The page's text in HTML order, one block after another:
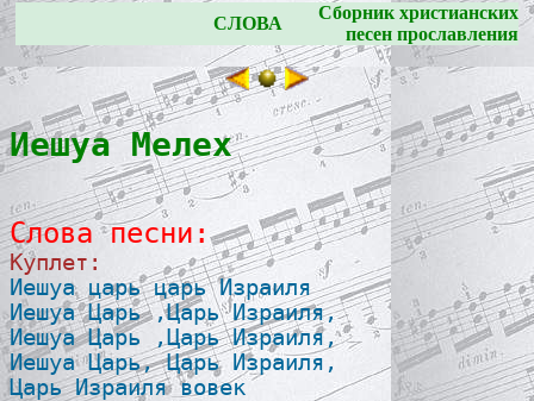
СЛОВА
Сборник христианских
песен прославления
Иешуа Мелех
Слова песни:
Куплет:
Иешуа царь царь Израиля
Иешуа Царь ,Царь Израиля,
Иешуа Царь ,Царь Израиля,
Иешуа Царь, Царь Израиля,
Царь Израиля вовек